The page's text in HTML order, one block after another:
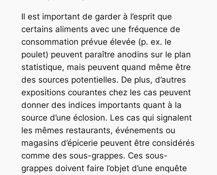
Il est important de garder à l’esprit que
certains aliments avec une fréquence de
consommation prévue élevée (p. ex. le
poulet) peuvent paraître anodins sur le plan
statistique, mais peuvent quand même être
des sources potentielles. De plus, d’autres
expositions courantes chez les cas peuvent
donner des indices importants quant à la
source d’une éclosion. Les cas qui signalent
les mêmes restaurants, événements ou
magasins d’épicerie peuvent être considérés
comme des sous-grappes. Ces sous-
grappes doivent faire l’objet d’une enquête